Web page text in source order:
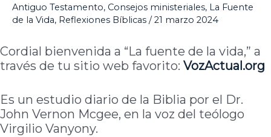
Antiguo Testamento, Consejos ministeriales, La Fuente
de la Vida, Reflexiones Bíblicas /21 marzo 2024
Cordial bienvenida a “La fuente de la vida,” a
través de tu sitio web favorito: VozActual.org
Es un estudio diario de la Biblia por el Dr.
John Vernon Mcgee, en la voz del teólogo
Virgilio Vanyony.